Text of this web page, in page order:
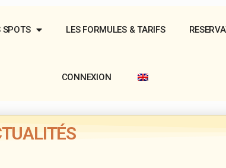
SPOTS LES FORMULES & TARIFS
CONNEXION